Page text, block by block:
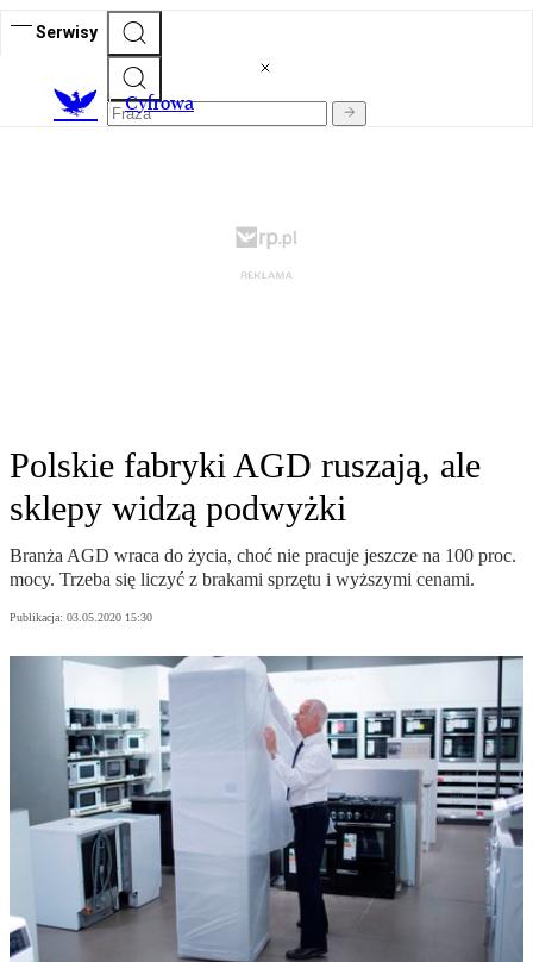
Serwisy
Cyfrowa
Polskie fabryki AGD ruszają, ale
sklepy widzą podwyżki
Branża AGD wraca do życia, choć nie pracuje jeszcze na 100 proc.
mocy. Trzeba się liczyć z brakami sprzętu i wyższymi cenami.
Publikacja: 03.05.2020 15:30